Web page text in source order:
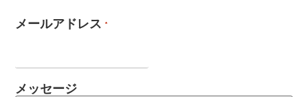
メールアドレス *
メッセージ